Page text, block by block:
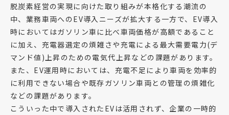
脱炭素経営の実現に向けた取り組みが本格化する潮流の
中、業務車両へのEV導入ニーズが拡大する一方で、EV導入
時においてはガソリン車に比べ車両価格が高額であること
に加え、充電器選定の煩雑さや充電による最大需要電力(デ
マンド値)上昇のための電気代上昇などの課題があります。
また、EV運用時においては、充電不足により車両を効率的
に利用できない場合や既存ガソリン車両との管理の煩雑化
などの課題があります。
こういった中で導入されたEVは活用されず、企業の一時的